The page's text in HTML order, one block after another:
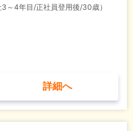
～4年目/正社員登用後/30歳）
詳細へ